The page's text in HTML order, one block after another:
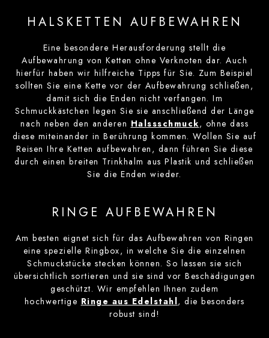
HALSKETTEN AUFBEWAHREN
Eine besondere Herausforderung stellt die
Aufbewahrung von Ketten ohne Verknoten dar. Auch
hierfür haben wir hilfreiche Tipps für Sie. Zum Beispiel
sollten Sie eine Kette vor der Aufbewahrung schließen,
damit sich die Enden nicht verfangen. Im
Schmuckkästchen legen Sie sie anschließend der Länge
nach neben den anderen Halssschmuck, ohne dass
diese miteinander in Berührung kommen. Wollen Sie auf
Reisen Ihre Ketten aufbewahren, dann führen Sie diese
durch einen breiten Trinkhalm aus Plastik und schließen
Sie die Enden wieder.
RINGE AUFBEWAHREN
Am besten eignet sich für das Aufbewahren von Ringen
eine spezielle Ringbox, in welche Sie die einzelnen
Schmuckstücke stecken können. So lassen sie sich
übersichtlich sortieren und sie sind vor Beschädigungen
geschützt. Wir empfehlen Ihnen zudem
hochwertige Ringe aus Edelstahl, die besonders
robust sind!